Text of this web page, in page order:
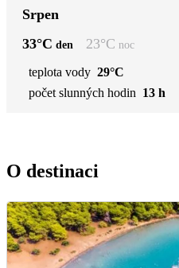
Srpen
33°C den 23°C noc
teplota vody 29°C
počet slunných hodin 13 h
O destinaci